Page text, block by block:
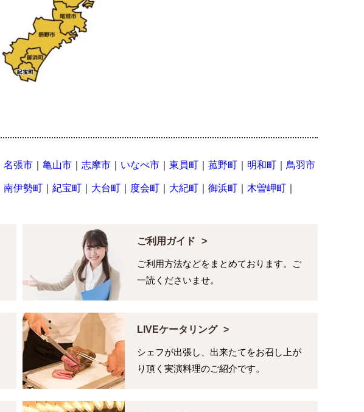
名張市 亀山市 志摩市 いなべ市 東員町 菰野町 明和町 鳥羽市
南伊勢町 紀宝町 大台町 度会町 大紀町 御浜町 木曽岬町
ご利用ガイド
ご利用方法などをまとめております。ご
一読くださいませ。
LIVEケータリング
シェフが出張し、出来たてをお召し上が
り頂く実演料理のご紹介です。